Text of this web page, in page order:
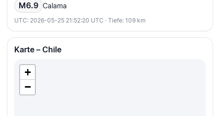
M6.9 Calama
UTC: 2026-05-25 21:52:20 UTC · Tiefe: 109 km
Karte – Chile
+
−